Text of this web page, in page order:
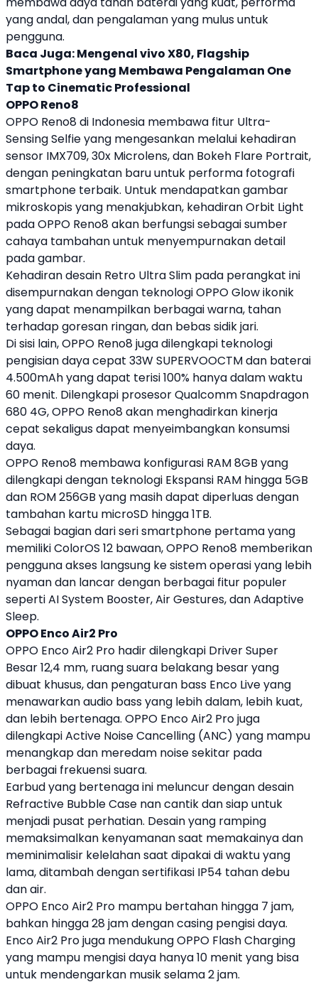
yang andal, dan pengalaman yang mulus untuk
pengguna.
Baca Juga:Mengenal vivo X80, Flagship
Smartphone yang Membawa Pengalaman One
Tap to Cinematic Professional
OPPOReno8
OPPO Reno8 di Indonesia membawa fitur Ultra-
Sensing Selfie yang mengesankan melalui kehadiran
sensor IMX709, 30x Microlens, dan Bokeh Flare Portrait,
dengan peningkatan baru untuk performa fotografi
smartphone terbaik. Untuk mendapatkan gambar
mikroskopis yang menakjubkan, kehadiran Orbit Light
padaOPPO Reno8 akan berfungsi sebagai sumber
cahaya tambahan untuk menyempurnakan detail
pada gambar.
Kehadiran desain Retro Ultra Slim pada perangkat ini
disempurnakan dengan teknologiOPPOGlow ikonik
yang dapat menampilkan berbagai warna, tahan
terhadap goresan ringan, dan bebas sidik jari.
Di sisi lain,OPPO Reno8 juga dilengkapi teknologi
pengisian daya cepat 33W SUPERVOOCTM dan baterai
4.500mAh yang dapat terisi 100% hanya dalam waktu
60 menit. Dilengkapi prosesor Qualcomm Snapdragon
680 4G,OPPO Reno8 akan menghadirkan kinerja
cepat sekaligus dapat menyeimbangkan konsumsi
daya.
OPPO Reno8 membawa konfigurasi RAM 8GB yang
dilengkapi dengan teknologi Ekspansi RAM hingga 5GB
dan ROM 256GB yang masih dapat diperluas dengan
tambahan kartu microSD hingga 1TB.
Sebagai bagian dari seri smartphone pertama yang
memiliki ColorOS 12 bawaan,OPPO Reno8 memberikan
pengguna akses langsung ke sistem operasi yang lebih
nyaman dan lancar dengan berbagai fitur populer
seperti AI System Booster, Air Gestures, dan Adaptive
Sleep.
OPPOEnco Air2 Pro
OPPO Enco Air2 Pro hadir dilengkapi Driver Super
Besar 12,4 mm, ruang suara belakang besar yang
dibuat khusus, dan pengaturan bass Enco Live yang
menawarkan audio bass yang lebih dalam, lebih kuat,
dan lebih bertenaga. OPPO Enco Air2 Pro juga
dilengkapi Active Noise Cancelling (ANC) yang mampu
menangkap dan meredam noise sekitar pada
berbagai frekuensi suara.
Earbud yang bertenaga ini meluncur dengan desain
Refractive Bubble Case nan cantik dan siap untuk
menjadi pusat perhatian. Desain yang ramping
memaksimalkan kenyamanan saat memakainya dan
meminimalisir kelelahan saat dipakai di waktu yang
lama, ditambah dengan sertifikasi IP54 tahan debu
dan air.
OPPO Enco Air2 Pro mampu bertahan hingga 7 jam,
bahkan hingga 28 jam dengan casing pengisi daya.
Enco Air2 Pro juga mendukungOPPO Flash Charging
yang mampu mengisi daya hanya 10 menit yang bisa
untuk mendengarkan musik selama 2 jam.